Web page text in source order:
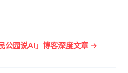
公园说AI」博客深度文章 →